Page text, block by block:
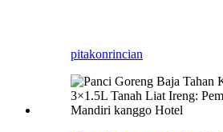
pitakonrincian